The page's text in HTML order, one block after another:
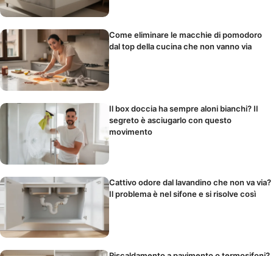
Come eliminare le macchie di pomodoro
dal top della cucina che non vanno via
Il box doccia ha sempre aloni bianchi? Il
segreto è asciugarlo con questo
movimento
Cattivo odore dal lavandino che non va via?
Il problema è nel sifone e si risolve così